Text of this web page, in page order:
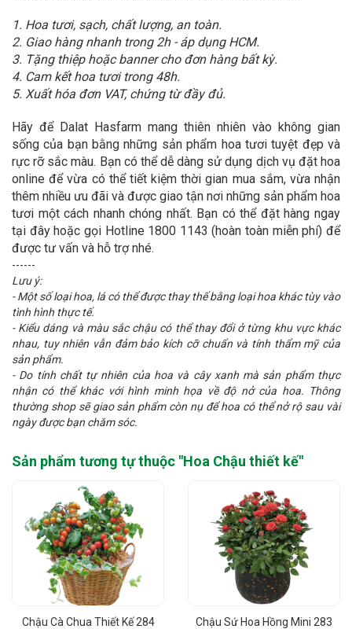
1. Hoa tươi, sạch, chất lượng, an toàn.
2. Giao hàng nhanh trong 2h - áp dụng HCM.
3. Tặng thiệp hoặc banner cho đơn hàng bất kỳ.
4. Cam kết hoa tươi trong 48h.
5. Xuất hóa đơn VAT, chứng từ đầy đủ.
Hãy để Dalat Hasfarm mang thiên nhiên vào không gian
sống của bạn bằng những sản phẩm hoa tươi tuyệt đẹp và
rực rỡ sắc màu. Bạn có thể dễ dàng sử dụng dịch vụ đặt hoa
online để vừa có thể tiết kiệm thời gian mua sắm, vừa nhận
thêm nhiều ưu đãi và được giao tận nơi những sản phẩm hoa
tươi một cách nhanh chóng nhất. Bạn có thể đặt hàng ngay
tại đây hoặc gọi Hotline 1800 1143 (hoàn toàn miễn phí) để
được tư vấn và hỗ trợ nhé.
------
Lưu ý:
- Một số loại hoa, lá có thể được thay thế bằng loại hoa khác tùy vào
tình hình thực tế.
- Kiểu dáng và màu sắc chậu có thể thay đổi ở từng khu vực khác
nhau, tuy nhiên vẫn đảm bảo kích cỡ chuẩn và tính thẩm mỹ của
sản phẩm.
- Do tính chất tự nhiên của hoa và cây xanh mà sản phẩm thực
nhận có thể khác với hình minh họa về độ nở của hoa. Thông
thường shop sẽ giao sản phẩm còn nụ để hoa có thể nở rộ sau vài
ngày được bạn chăm sóc.
Sản phẩm tương tự thuộc "Hoa Chậu thiết kế"
Chậu Cà Chua Thiết Kế 284 Chậu Sứ Hoa Hồng Mini 283